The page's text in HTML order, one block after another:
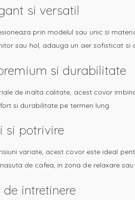
si versatil
prin modelul sau unic si
sau hol, adauga un aer sofisticat si
si durabilitate
de inalta calitate, acest covor
si durabilitate pe termen lung.
si potrivire
variate, acest covor este ideal
de cafea, in zona de relaxare
intretinere